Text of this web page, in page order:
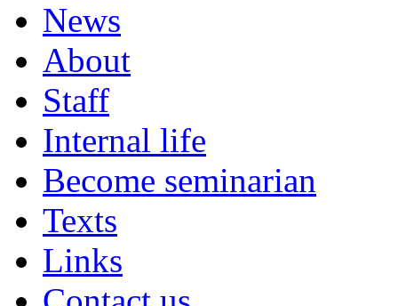
News
About
Staff
Internal life
Become seminarian
Texts
Links